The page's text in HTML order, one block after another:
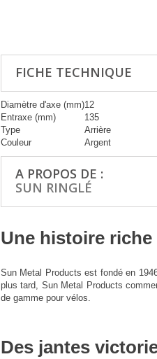
FICHE TECHNIQUE
Diamètre d'axe (mm)12
Entraxe (mm)
135
Type
Arrière
Couleur
Argent
A PROPOS DE :
SUN RINGLÉ
Une histoire riche
Sun Metal Products est fondé en
plus tard, Sun Metal Products
de gamme pour vélos.
Des jantes